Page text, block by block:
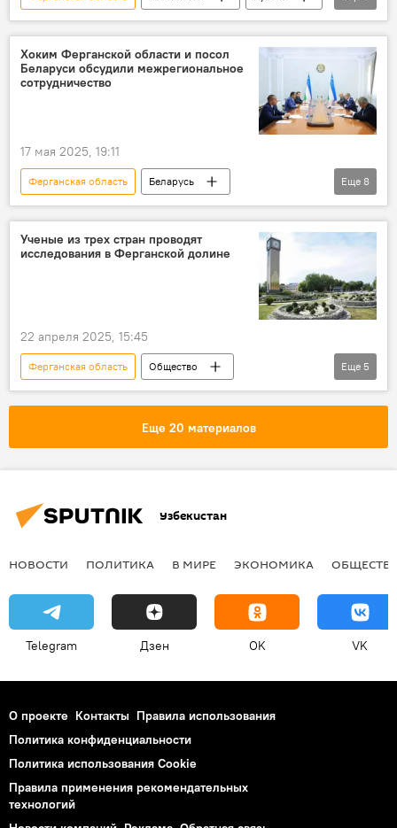
сотрудничество
проект
Инвестиции
Экспорт Туризм
Хоким Ферганской области и посол
Беларуси обсудили межрегиональное
сотрудничество
17 мая 2025, 19:11
Ферганская область
Беларусь
Узбекистан
сотрудничество
Экономика
технологии
Еще 8
Ученые из трех стран проводят
исследования в Ферганской долине
22 апреля 2025, 15:45
Ферганская область
Общество
Узбекистан
Россия
Кыргызстан
Еще 5
Еще 20 материалов
Узбекистан
НОВОСТИ ПОЛИТИКА В МИРЕ ЭКОНОМИКА
Telegram Дзен OK VK
О проекте Контакты Правила использования
Политика конфиденциальности
Политика использования Cookie
Правила применения рекомендательных
технологий